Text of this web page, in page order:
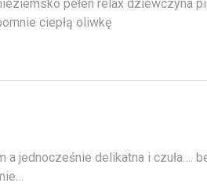
pełen relax dziewczyna
ciepłą oliwkę
a jednocześnie delikatna i czuła….